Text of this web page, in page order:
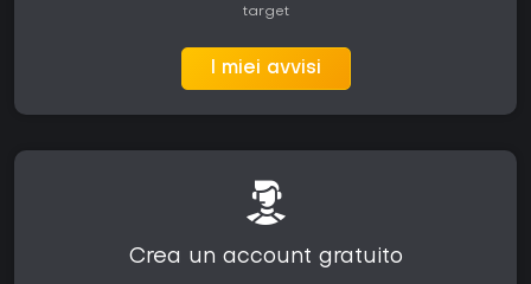
target
I miei avvisi
Crea un account gratuito